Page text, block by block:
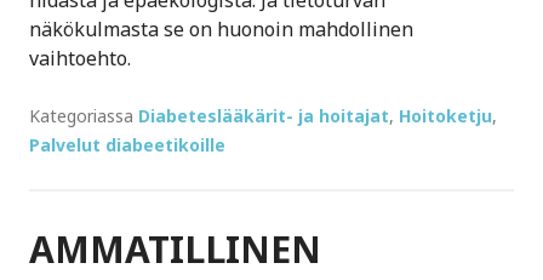
näkökulmasta se on huonoin mahdollinen
vaihtoehto.
Kategoriassa Diabeteslääkärit- ja hoitajat, Hoitoketju,
Palvelut diabeetikoille
AMMATILLINEN